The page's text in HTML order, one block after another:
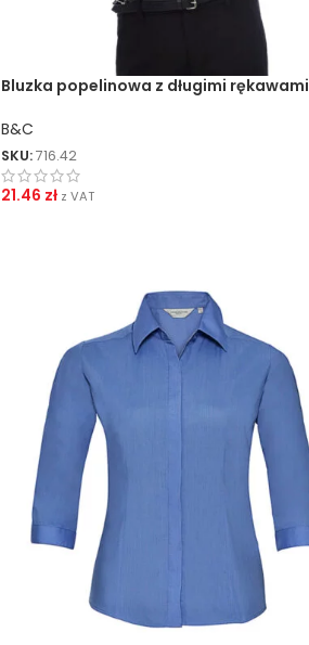
Bluzka popelinowa z długimi rękawami
B&C
SKU:716.42
21.46 zł z VAT